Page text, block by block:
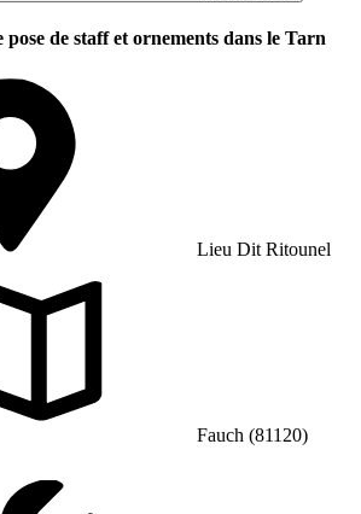
pose de staff et ornements dans le Tarn
Lieu Dit Ritounel
Fauch (81120)